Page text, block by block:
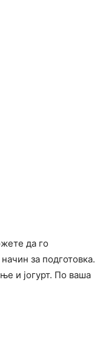
да го
за подготовка.
и јогурт. По ваша